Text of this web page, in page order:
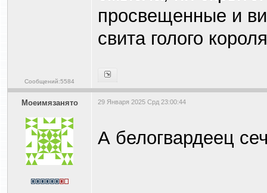
Сообщений:5584
просвещенные и
свита голого
Моеимязанято 29 Января 2025 Срд 23:00:44
А белогвардеец